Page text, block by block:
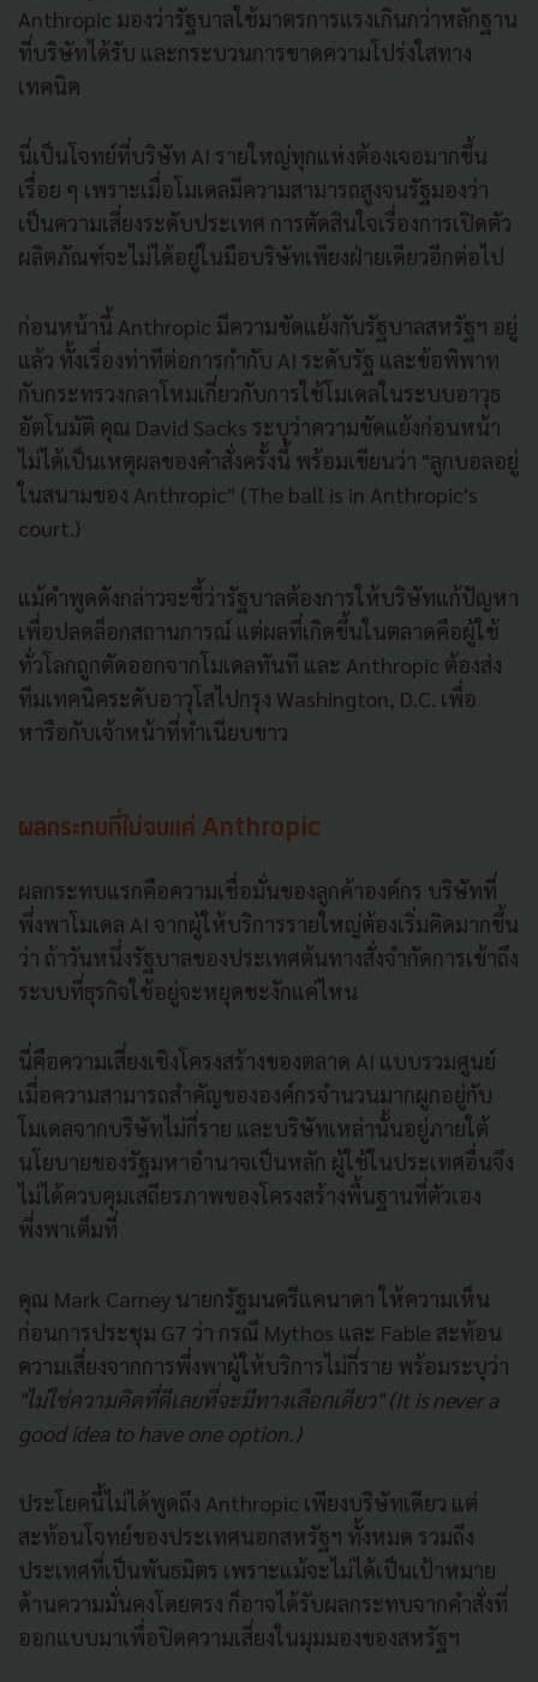
Anthropic มองว่ารัฐบาลใช้มาตรการแรงเกินกว่าหลักฐาน
ที่บริษัทได้รับ และกระบวนการขาดความโปร่งใสทาง
เทคนิค
นี่เป็นโจทย์ที่บริษัท AI รายใหญ่ทุกแห่งต้องเจอมากขึ้น
เรื่อย ๆ เพราะเมื่อโมเดลมีความสามารถสูงจนรัฐมองว่า
เป็นความเสี่ยงระดับประเทศ การตัดสินใจเรื่องการเปิดตัว
ผลิตภัณฑ์จะไม่ได้อยู่ในมือบริษัทเพียงฝ่ายเดียวอีกต่อไป
ก่อนหน้านี้ Anthropic มีความขัดแย้งกับรัฐบาลสหรัฐฯ อยู่
แล้ว ทั้งเรื่องท่าทีต่อการกำกับ AI ระดับรัฐ และข้อพิพาท
กับกระทรวงกลาโหมเกี่ยวกับการใช้โมเดลในระบบอาวุธ
อัตโนมัติ คุณ David Sacks ระบุว่าความขัดแย้งก่อนหน้า
ไม่ได้เป็นเหตุผลของคำสั่งครั้งนี้ พร้อมเขียนว่า "ลูกบอลอยู่
ในสนามของ Anthropic" (The ball is in Anthropic's
court.)
แม้คำพูดดังกล่าวจะชี้ว่ารัฐบาลต้องการให้บริษัทแก้ปัญหา
เพื่อปลดล็อกสถานการณ์ แต่ผลที่เกิดขึ้นในตลาดคือผู้ใช้
ทั่วโลกถูกตัดออกจากโมเดลทันที และ Anthropic ต้องส่ง
ทีมเทคนิคระดับอาวุโสไปกรุง Washington, D.C. เพื่อ
หารือกับเจ้าหน้าที่ทำเนียบขาว
ผลกระทบที่ไม่จบแค่ Anthropic
ผลกระทบแรกคือความเชื่อมั่นของลูกค้าองค์กร บริษัทที่
พึ่งพาโมเดล AI จากผู้ให้บริการรายใหญ่ต้องเริ่มคิดมากขึ้น
ว่า ถ้าวันหนึ่งรัฐบาลของประเทศต้นทางสั่งจำกัดการเข้าถึง
ระบบที่ธุรกิจใช้อยู่จะหยุดชะงักแค่ไหน
นี่คือความเสี่ยงเชิงโครงสร้างของตลาด AI แบบรวมศูนย์
เมื่อความสามารถสำคัญขององค์กรจำนวนมากผูกอยู่กับ
โมเดลจากบริษัทไม่กี่ราย และบริษัทเหล่านั้นอยู่ภายใต้
นโยบายของรัฐมหาอำนาจเป็นหลัก ผู้ใช้ในประเทศอื่นจึง
ไม่ได้ควบคุมเสถียรภาพของโครงสร้างพื้นฐานที่ตัวเอง
พึ่งพาเต็มที่
คุณ Mark Carney นายกรัฐมนตรีแคนาดา ให้ความเห็น
ก่อนการประชุม G7 ว่า กรณี Mythos และ Fable สะท้อน
ความเสี่ยงจากการพึ่งพาผู้ให้บริการไม่กี่ราย พร้อมระบุว่า
"ไม่ใช่ความคิดที่ดีเลยที่จะมีทางเลือกเดียว" (It is never a
good idea to have one option.)
ประโยคนี้ไม่ได้พูดถึง Anthropic เพียงบริษัทเดียว แต่
สะท้อนโจทย์ของประเทศนอกสหรัฐฯ ทั้งหมด รวมถึง
ประเทศที่เป็นพันธมิตร เพราะแม้จะไม่ได้เป็นเป้าหมาย
ด้านความมั่นคงโดยตรง ก็อาจได้รับผลกระทบจากคำสั่งที่
ออกแบบมาเพื่อปิดความเสี่ยงในมุมมองของสหรัฐฯ